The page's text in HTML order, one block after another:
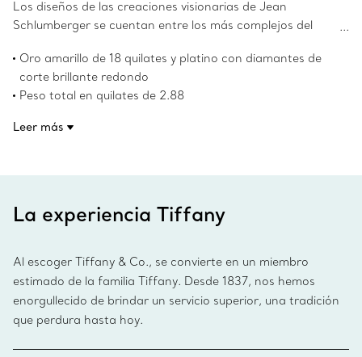
Los diseños de las creaciones visionarias de Jean
Schlumberger se cuentan entre los más complejos del
de oro en forma de X y un círculo de diamantes de corte
brillante redondo.
Oro amarillo de 18 quilates y platino con diamantes de
corte brillante redondo
Peso total en quilates de 2.88
Leer más
La experiencia Tiffany
Al escoger Tiffany & Co., se convierte en un miembro
estimado de la familia Tiffany. Desde 1837, nos hemos
enorgullecido de brindar un servicio superior, una tradición
que perdura hasta hoy.